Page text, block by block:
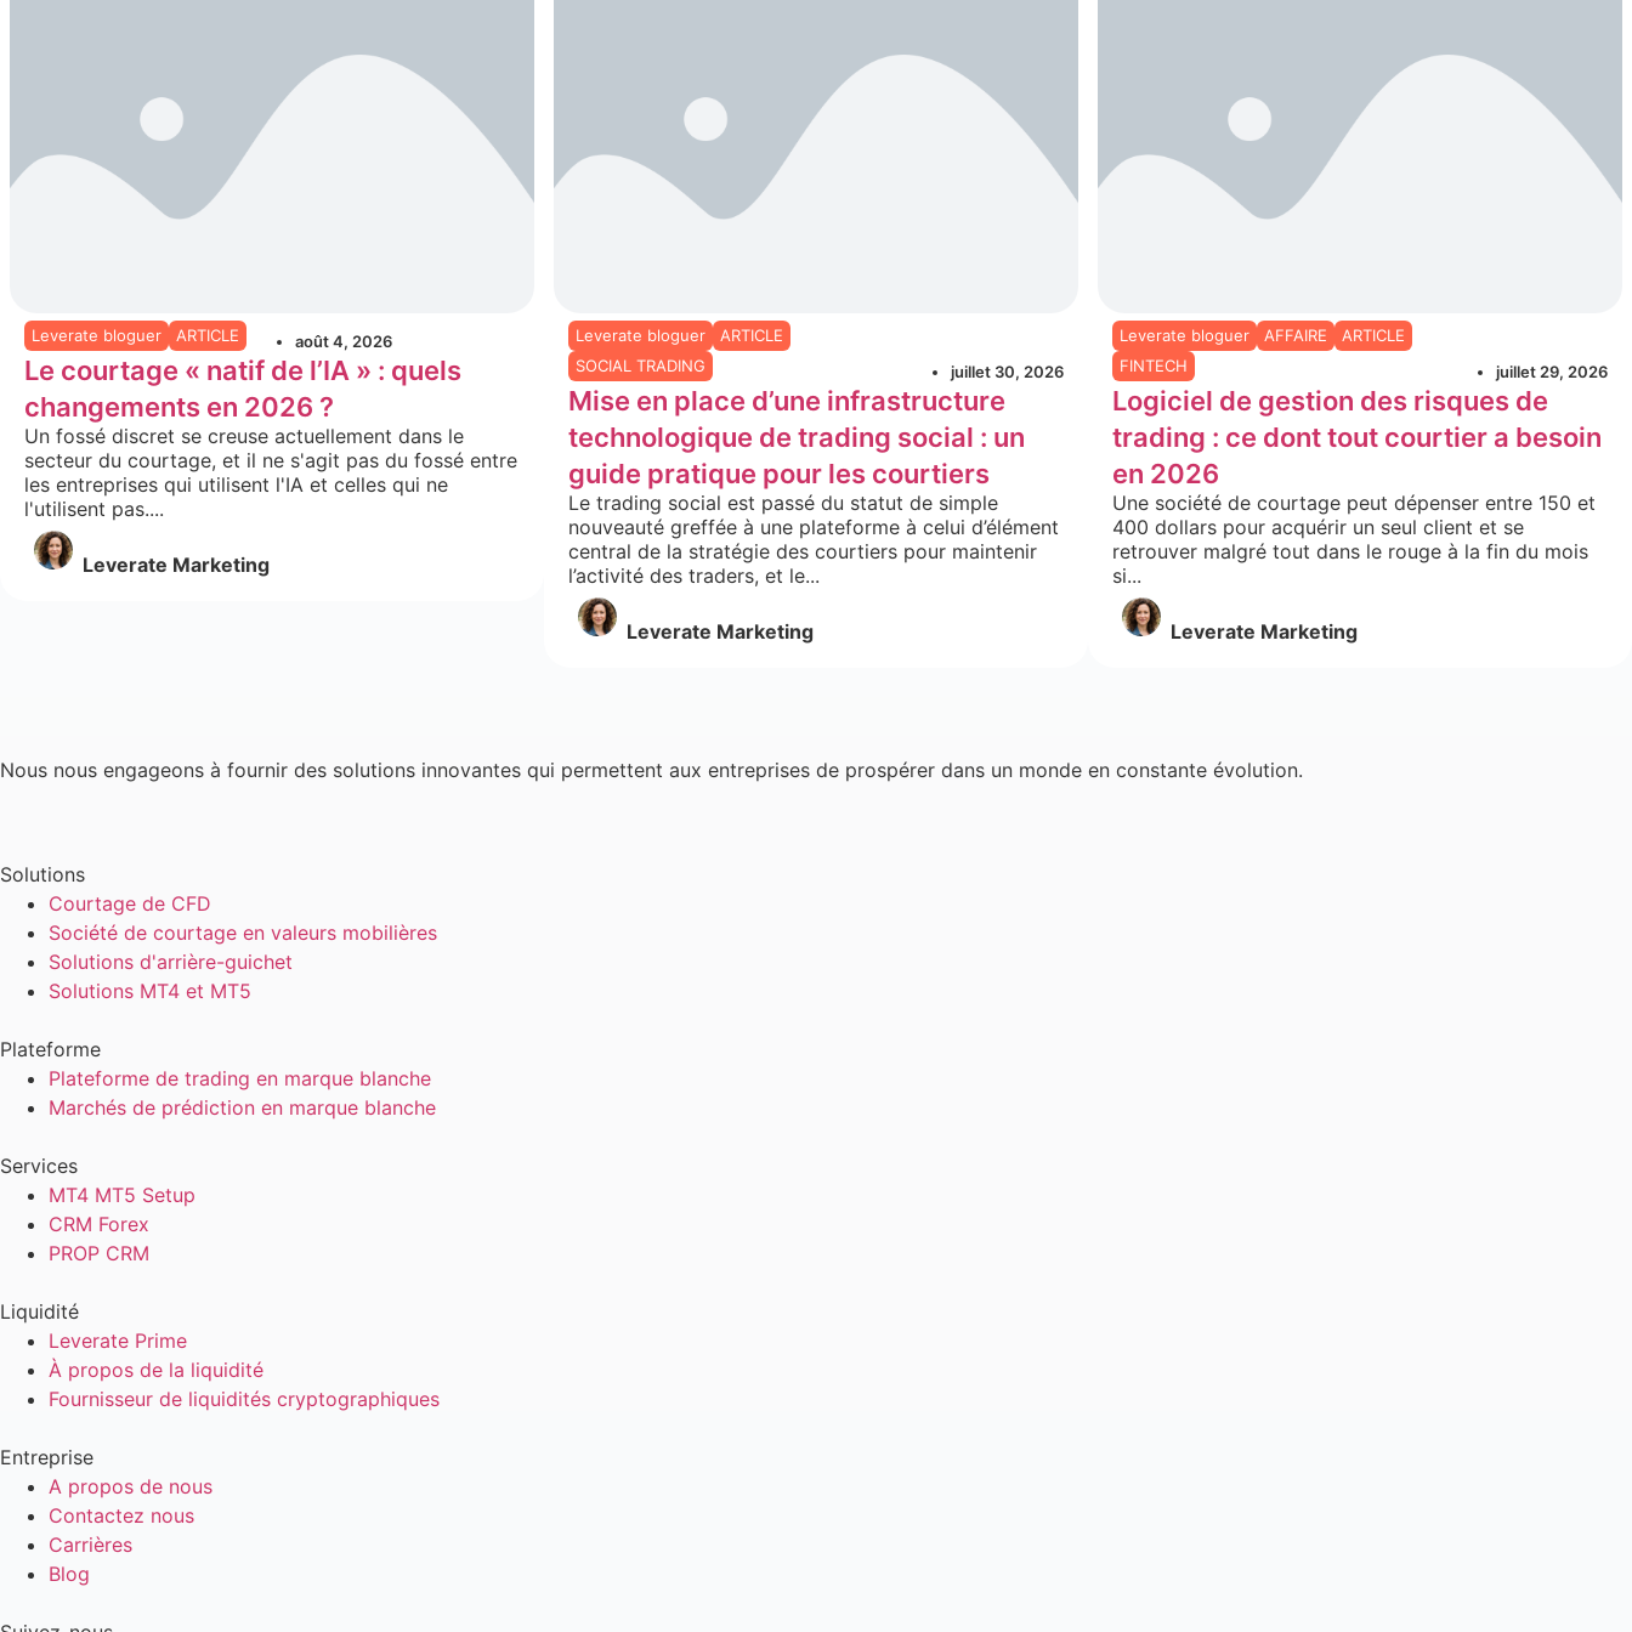
Leverate bloguer ARTICLE août 4, 2026
Le courtage « natif de l’IA » : quels
changements en 2026 ?
Un fossé discret se creuse actuellement dans le
secteur du courtage, et il ne s'agit pas du fossé entre
les entreprises qui utilisent l'IA et celles qui ne
l'utilisent pas....
Leverate Marketing
Leverate bloguer
ARTICLE
SOCIAL TRADING
juillet 30, 2026
Mise en place d’une infrastructure
technologique de trading social : un
guide pratique pour les courtiers
Le trading social est passé du statut de simple
nouveauté greffée à une plateforme à celui d’élément
central de la stratégie des courtiers pour maintenir
l’activité des traders, et le...
Leverate Marketing
Leverate bloguer AFFAIRE
ARTICLE
FINTECH
juillet 29, 2026
Logiciel de gestion des risques de
trading : ce dont tout courtier a besoin
en 2026
Une société de courtage peut dépenser entre 150 et
400 dollars pour acquérir un seul client et se
retrouver malgré tout dans le rouge à la fin du mois
si...
Leverate Marketing
Nous nous engageons à fournir des solutions innovantes qui permettent aux entreprises de prospérer dans un monde en constante évolution.
Solutions
Courtage de CFD
Société de courtage en valeurs mobilières
Solutions d'arrière-guichet
Solutions MT4 et MT5
Plateforme
Plateforme de trading en marque blanche
Marchés de prédiction en marque blanche
Services
MT4 MT5 Setup
CRM Forex
PROP CRM
Liquidité
Leverate Prime
À propos de la liquidité
Fournisseur de liquidités cryptographiques
Entreprise
A propos de nous
Contactez nous
Carrières
Blog